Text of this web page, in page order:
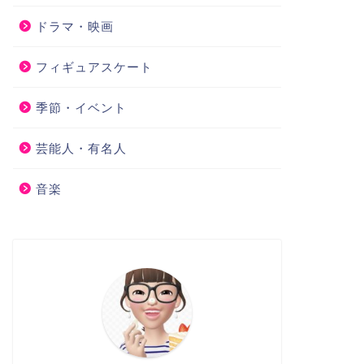
ドラマ・映画
フィギュアスケート
季節・イベント
芸能人・有名人
音楽